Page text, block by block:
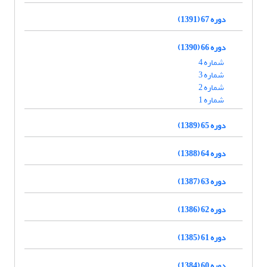
دوره 67 (1391)
دوره 66 (1390)
شماره 4
شماره 3
شماره 2
شماره 1
دوره 65 (1389)
دوره 64 (1388)
دوره 63 (1387)
دوره 62 (1386)
دوره 61 (1385)